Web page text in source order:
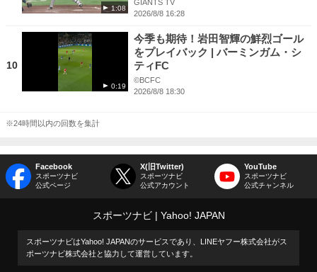
1:08
GIANTS TV
2026/8/8 16:28
10
0:19
今季も期待！岩田智輝の鮮烈ゴール
をプレイバック | バーミンガム・シ
ティFC
©BCFC
2026/8/8 18:30
※24時間以内の回数を集計
Facebook
スポーツナビ
公式ページ
X(旧Twitter)
スポーツナビ
公式アカウント
YouTube
スポーツナビ
公式チャンネル
スポーツナビ Yahoo! JAPAN
スポーツナビはYahoo! JAPANのサービスであり、LINEヤフー株式会社がス
ポーツナビ株式会社と協力して運営しています。